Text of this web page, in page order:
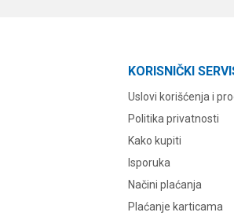
KORISNIČKI
Uslovi korišćenja i
Politika privatnosti
Kako kupiti
Isporuka
Načini plaćanja
Plaćanje karticama